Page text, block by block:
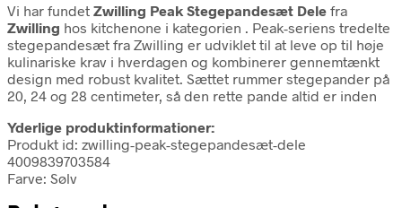
Vi har fundet Zwilling Peak Stegepandesæt Dele fra
Zwilling hos kitchenone i kategorien . Peak-seriens tredelte
stegepandesæt fra Zwilling er udviklet til at leve op til høje
kulinariske krav i hverdagen og kombinerer gennemtænkt
design med robust kvalitet. Sættet rummer stegepander på
20, 24 og 28 centimeter, så den rette pande altid er inden
Yderlige produktinformationer:
Produkt id: zwilling-peak-stegepandesæt-dele
4009839703584
Farve: Sølv